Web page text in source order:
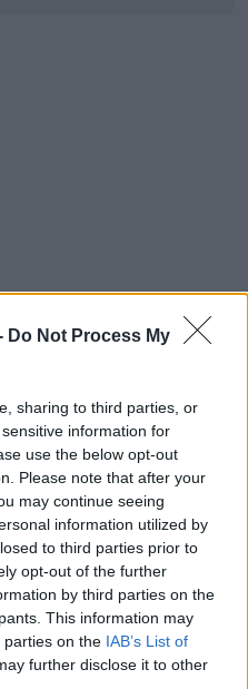
Do Not Process My
sharing to third parties, or
information for
use the below opt-out
Please note that after your
may continue seeing
information utilized by
to third parties prior to
opt-out of the further
by third parties on the
This information may
parties on the IAB’s List of
further disclose it to other